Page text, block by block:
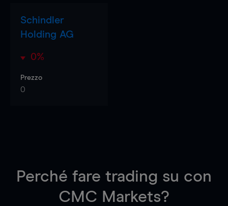
Schindler
Holding AG
0%
Prezzo
0
Perché fare trading su con
CMC Markets?